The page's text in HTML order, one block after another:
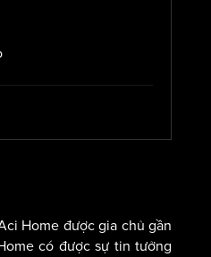
Home được gia chủ gần
có được sự tin tưởng